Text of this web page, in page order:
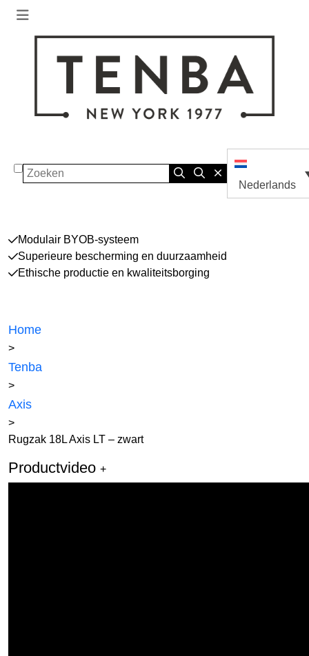
Zoeken
Nederlands
Modulair BYOB-systeem
Superieure bescherming en duurzaamheid
Ethische productie en kwaliteitsborging
Home
>
Tenba
>
Axis
>
Rugzak 18L Axis LT – zwart
Productvideo +